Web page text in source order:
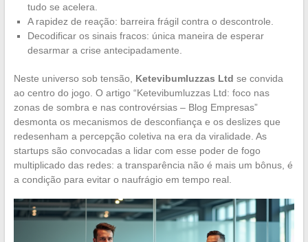
tudo se acelera.
A rapidez de reação: barreira frágil contra o descontrole.
Decodificar os sinais fracos: única maneira de esperar
desarmar a crise antecipadamente.
Neste universo sob tensão, Ketevibumluzzas Ltd se convida
ao centro do jogo. O artigo “Ketevibumluzzas Ltd: foco nas
zonas de sombra e nas controvérsias – Blog Empresas”
desmonta os mecanismos de desconfiança e os deslizes que
redesenham a percepção coletiva na era da viralidade. As
startups são convocadas a lidar com esse poder de fogo
multiplicado das redes: a transparência não é mais um bônus, é
a condição para evitar o naufrágio em tempo real.